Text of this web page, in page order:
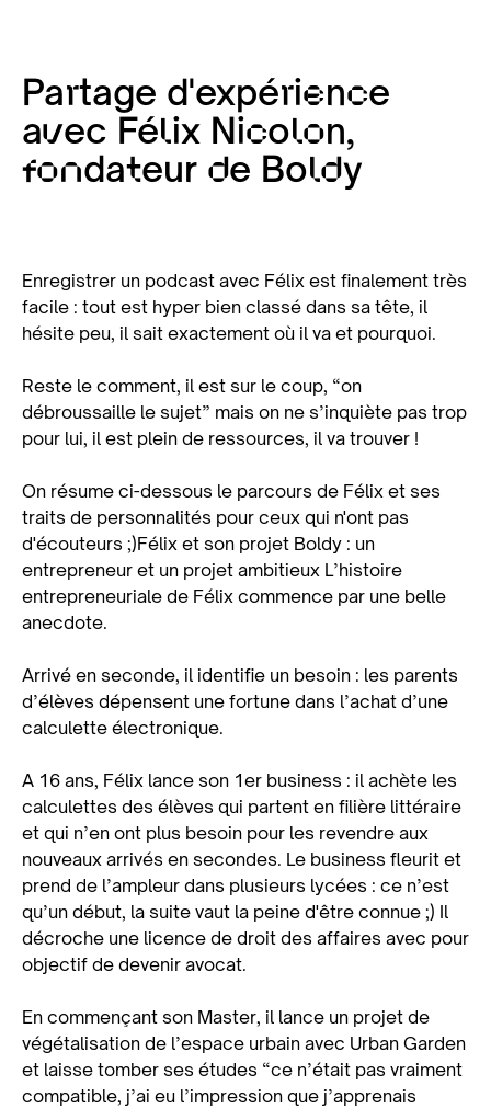
Partage d'expérience
avec Félix Nicolon,
fondateur de Boldy
Enregistrer un podcast avec Félix est finalement très
facile : tout est hyper bien classé dans sa tête, il
hésite peu, il sait exactement où il va et pourquoi.
Reste le comment, il est sur le coup, “on
débroussaille le sujet” mais on ne s’inquiète pas trop
pour lui, il est plein de ressources, il va trouver !
On résume ci-dessous le parcours de Félix et ses
traits de personnalités pour ceux qui n'ont pas
d'écouteurs ;)Félix et son projet Boldy : un
entrepreneur et un projet ambitieux L’histoire
entrepreneuriale de Félix commence par une belle
anecdote.
Arrivé en seconde, il identifie un besoin : les parents
d’élèves dépensent une fortune dans l’achat d’une
calculette électronique.
A 16 ans, Félix lance son 1er business : il achète les
calculettes des élèves qui partent en filière littéraire
et qui n’en ont plus besoin pour les revendre aux
nouveaux arrivés en secondes. Le business fleurit et
prend de l’ampleur dans plusieurs lycées : ce n’est
qu’un début, la suite vaut la peine d'être connue ;) Il
décroche une licence de droit des affaires avec pour
objectif de devenir avocat.
En commençant son Master, il lance un projet de
végétalisation de l’espace urbain avec Urban Garden
et laisse tomber ses études “ce n’était pas vraiment
compatible, j’ai eu l’impression que j’apprenais